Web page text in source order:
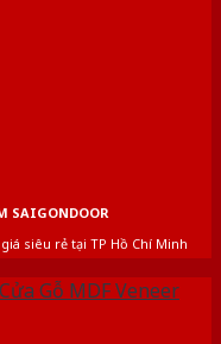
SAIGONDOOR
siêu rẻ tại TP Hồ Chí Minh
Cửa Gỗ MDF Veneer